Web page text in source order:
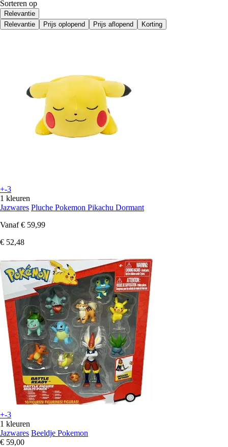
Sorteren op
Relevantie
Relevantie
Prijs oplopend Prijs aflopend Korting
+-3
1 kleuren
Jazwares Pluche Pokemon Pikachu Dormant
Vanaf € 59,99
€ 52,48
+-3
1 kleuren
Jazwares Beeldje Pokemon
€ 59,00